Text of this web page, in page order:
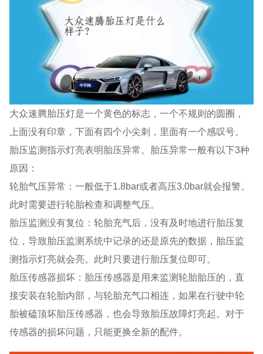
大众速腾胎压灯是一个黄色的标志，一个不规则的圆圈，
上面没有印章，下面有四个小尖刺，里面有一个感叹号。
胎压监测指示灯亮表明胎压异常。胎压异常一般有以下3种
原因：
轮胎气压异常：一般低于1.8bar或者高压3.0bar就会报警。
此时需要进行轮胎检查和调整气压。
胎压监测没有复位：轮胎充气后，没有及时地进行胎压复
位，导致胎压监测系统中记录的还是原先的数据，胎压监
测指示灯亮就会亮。此时只要进行胎压复位即可。
胎压传感器损坏：胎压传感器是用来监测轮胎胎压的，直
接安装在轮胎内部，与轮胎充气口相连，如果在行驶中轮
胎被磕顶坏胎压传感器，也会导致胎压故障灯亮起。对于
传感器的损坏问题，只能更换全新的配件。